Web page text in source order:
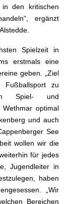
den kritischen
ergänzt
Spielzeit in
erstmals eine
geben. „Ziel
zu
Spiel- und
Wethmar optimal
und auch
See
wollen wir die
für jedes
Jugendleiter in
haben
„Wir
Bereichen